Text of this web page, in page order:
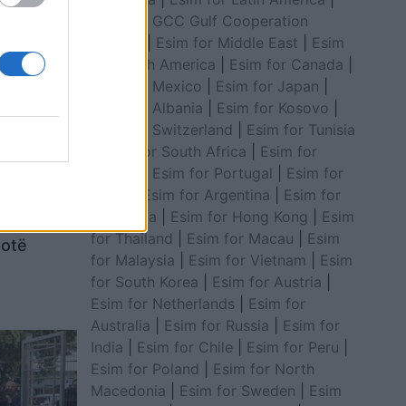
Esim for GCC Gulf Cooperation
Esim for Middle East
Esim
for South America
Esim for Canada
Esim for Mexico
Esim for Japan
Esim for Albania
Esim for Kosovo
Esim for Switzerland
Esim for Tunisia
Esim for South Africa
Esim for
Esim for Portugal
Esim for
Esim for Argentina
Esim for
Colombia
Esim for Hong Kong
Esim
for Thailand
Esim for Macau
Esim
for Malaysia
Esim for Vietnam
Esim
for South Korea
Esim for Austria
Esim for Netherlands
Esim for
Australia
Esim for Russia
Esim for
India
Esim for Chile Esim for Peru
Esim for Poland
Esim for North
Macedonia
Esim for Sweden
Esim